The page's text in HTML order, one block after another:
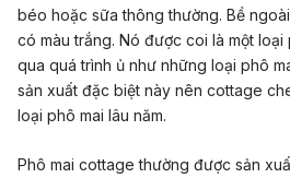
béo hoặc sữa thông thường. Bề
có màu trắng. Nó được coi là một
qua quá trình ủ như những loại phô
sản xuất đặc biệt này nên cottage
loại phô mai lâu năm.
Phô mai cottage thường được sản